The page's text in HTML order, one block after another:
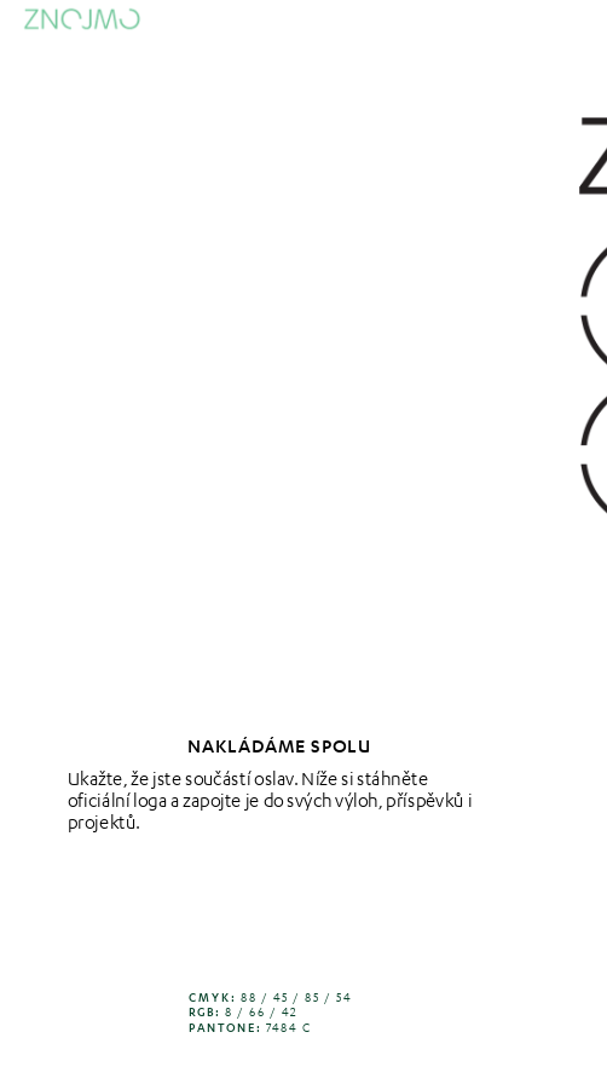
NAKLÁDÁME SPOLU
Ukažte, že jste součástí oslav. Níže si stáhněte
oficiální loga a zapojte je do svých výloh, příspěvků i
projektů.
CMYK: 88 / 45 / 85 / 54
RGB: 8 / 66 / 42
PANTONE: 7484 C